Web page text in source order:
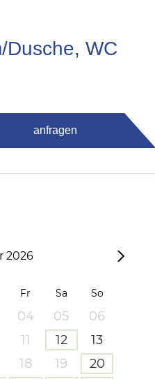
Dusche, WC
anfragen
2026
Fr Sa So
04 05
06
11 12
13
18 19
20